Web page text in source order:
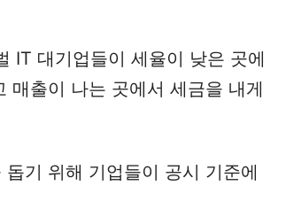
IT 대기업들이 세율이 낮은 곳에
매출이 나는 곳에서 세금을 내게
기 위해 기업들이 공시 기준에